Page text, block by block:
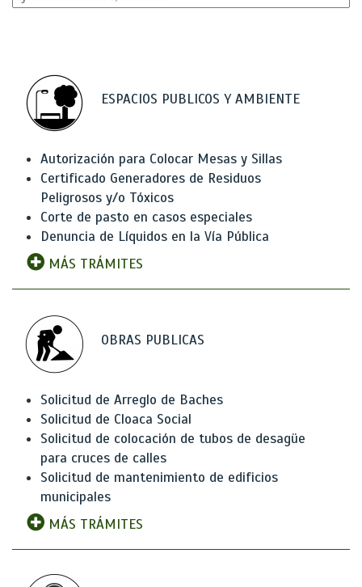
ESPACIOS PUBLICOS Y AMBIENTE
Autorización para Colocar Mesas y Sillas
Certificado Generadores de Residuos
Peligrosos y/o Tóxicos
Corte de pasto en casos especiales
Denuncia de Líquidos en la Vía Pública
MÁS TRÁMITES
OBRAS PUBLICAS
Solicitud de Arreglo de Baches
Solicitud de Cloaca Social
Solicitud de colocación de tubos de desagüe
para cruces de calles
Solicitud de mantenimiento de edificios
municipales
MÁS TRÁMITES